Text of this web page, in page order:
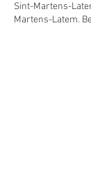
Sint-Martens-
Martens-Latem,